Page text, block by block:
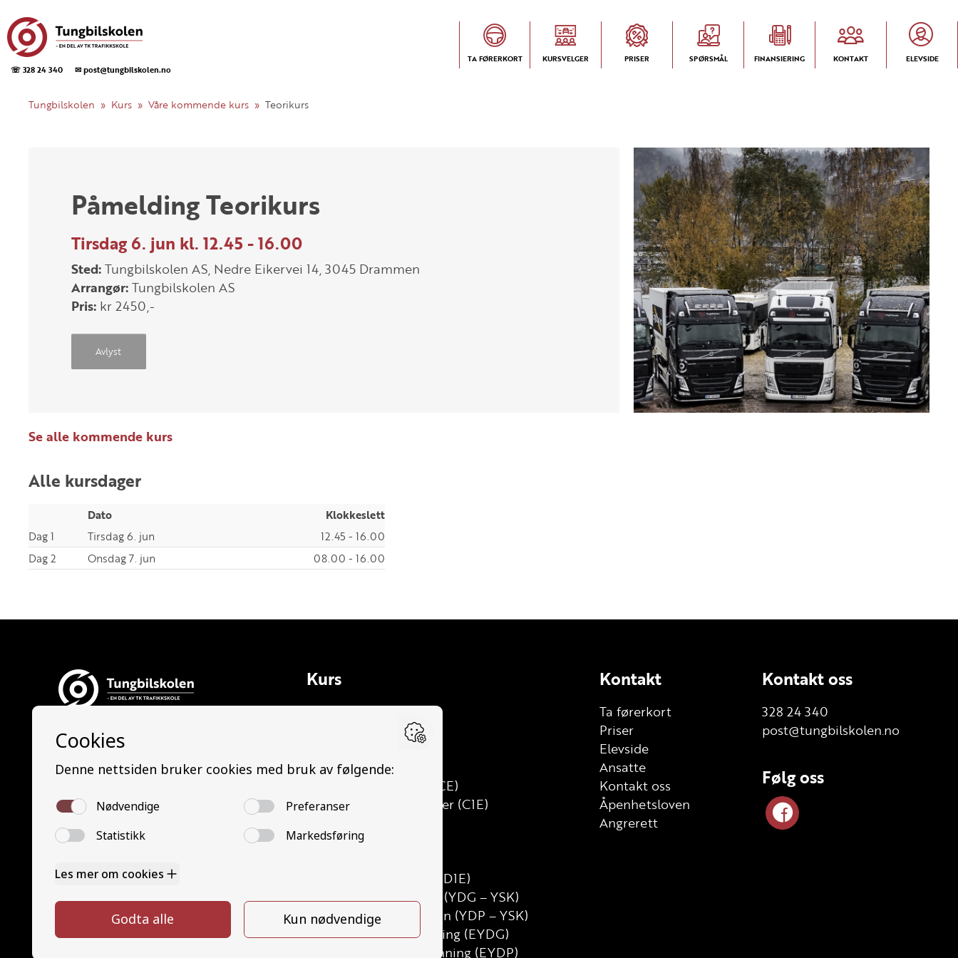
☏ 328 24 340 ✉ post@tungbilskolen.no
TA FØRERKORT KURSVELGER PRISER SPØRSMÅL FINANSIERING KONTAKT ELEVSIDE
Tungbilskolen Kurs Våre kommende kurs Teorikurs
Påmelding Teorikurs
Tirsdag 6. jun kl. 12.45 - 16.00
Sted:Tungbilskolen AS, Nedre Eikervei 14, 3045 Drammen
Arrangør:Tungbilskolen AS
Pris: kr 2450,-
Avlyst
Se alle kommende kurs
Alle kursdager
Dato
Klokkeslett
Dag 1
Tirsdag 6. jun
12.45 - 16.00
Dag 2
Onsdag 7. jun 08.00 - 16.00
Tungbilskolen AS
Nedre Eikervei 14, 3045 Drammen
Tungbilskolen Sarpsborg:
Opphaugveien 3, 1738 Borgenhaugen
Tungbilskolen Hamar:
Hensmoveien 16, 3516 Hønefoss
Kurs
Alle
Lett lastebil (C1)
Lastebil med henger (CE)
Lett lastebil med henger (C1E)
Buss med henger (DE)
Minibuss med henger (D1E)
Grunnutdanning Gods (YDG – YSK)
Grunnutdanning Person (YDP – YSK)
YSK Gods etterutdanning (EYDG)
YSK Person etterutdanning (EYDP)
Kontakt
Ta førerkort
Priser
Elevside
Ansatte
Kontakt oss
Åpenhetsloven
Angrerett
Kontakt oss
328 24 340
post@tungbilskolen.no
Følg oss